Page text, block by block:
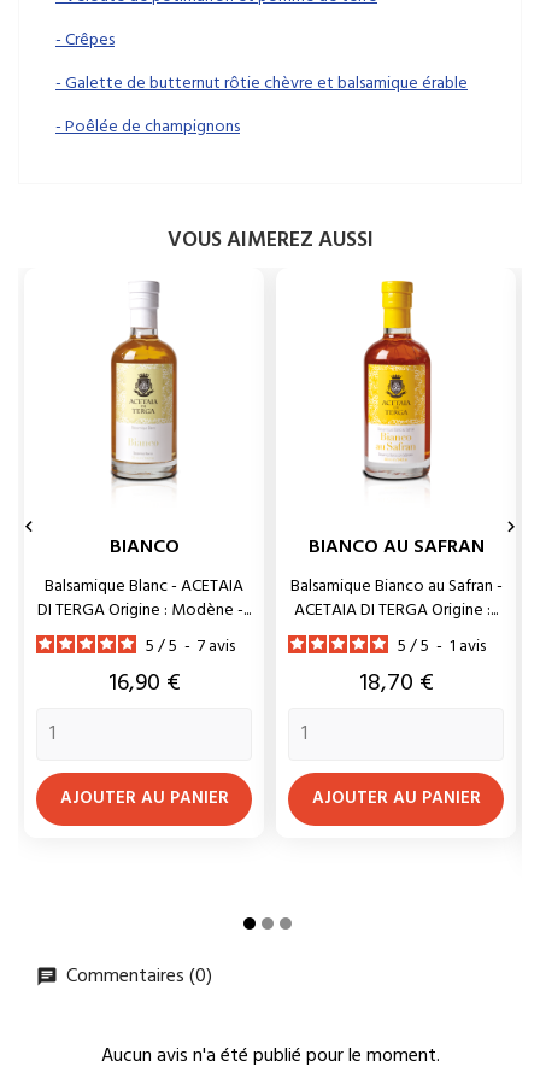
-Crêpes
- Galette de butternut rôtie chèvre et balsamique érable
- Poêlée de champignons
VOUS AIMEREZ AUSSI
BIANCO
Balsamique Blanc - ACETAIA
DI TERGA Origine : Modène -...
5/5 - 7avis
Prix
16,90 €
AJOUTER AU PANIER
BIANCO AU SAFRAN
Balsamique Bianco au Safran -
ACETAIA DI TERGA Origine :...
5/5 - 1 avis
Prix
18,70 €
AJOUTER AU PANIER
 
Commentaires (0)
Aucun avis n'a été publié pour le moment.